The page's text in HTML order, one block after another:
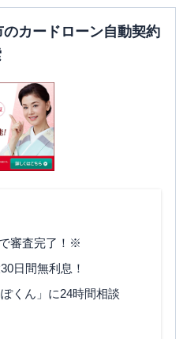
00～24：00
戸市新松戸４－５４
カードローン自動契約
審査完了！※
日間無利息！
くん」に24時間相談